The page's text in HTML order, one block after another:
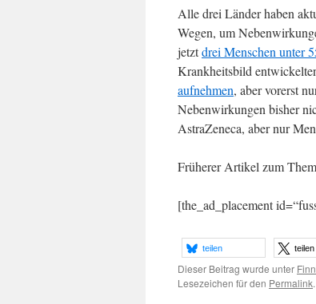
Alle drei Länder haben
Wegen, um
jetztdrei Menschen unter
Krankheitsbild
aufnehmen, aber vorerst
Nebenwirkungen bisher
AstraZeneca, aber nur
Früherer Artikel zum
[the_ad_placement
teilen teilen
Dieser Beitrag wurde unter
Lesezeichen für den Permalink.